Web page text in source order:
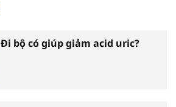
Đi bộ có giúp giảm acid uric?